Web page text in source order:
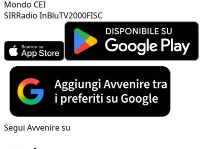
Mondo CEI
SIRRadio InBluTV2000FISC
Segui Avvenire su